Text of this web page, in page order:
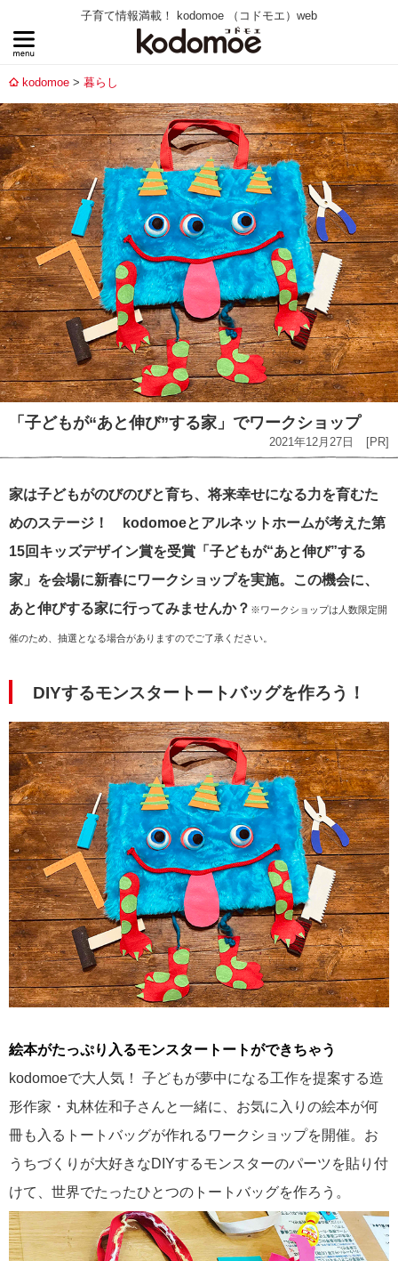
子育て情報満載！ kodomoe （コドモエ）web
kodomoe 暮らし
「子どもが“あと伸び”する家」でワークショップ
2021年12月27日 [PR]
家は子どもがのびのびと育ち、将来幸せになる力を育むた
めのステージ！ kodomoeとアルネットホームが考えた第
15回キッズデザイン賞を受賞「子どもが“あと伸び”する
家」を会場に新春にワークショップを実施。この機会に、
あと伸びする家に行ってみませんか？ ※ワークショップは人数限定開
催のため、抽選となる場合がありますのでご了承ください。
DIYするモンスタートートバッグを作ろう！
絵本がたっぷり入るモンスタートートができちゃう
kodomoeで大人気！ 子どもが夢中になる工作を提案する造
形作家・丸林佐和子さんと一緒に、お気に入りの絵本が何
冊も入るトートバッグが作れるワークショップを開催。お
うちづくりが大好きなDIYするモンスターのパーツを貼り付
けて、世界でたったひとつのトートバッグを作ろう。